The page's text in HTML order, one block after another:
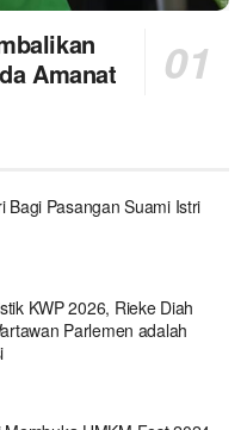
Amanat
Bagi Pasangan Suami Istri
KWP 2026, Rieke Diah
Parlemen adalah